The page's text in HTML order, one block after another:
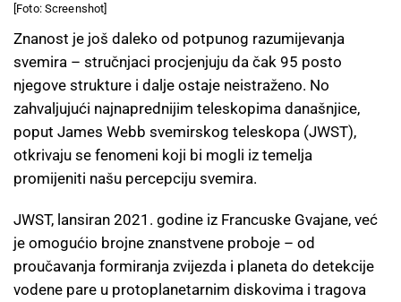
[Foto: Screenshot]
Znanost je još daleko od potpunog razumijevanja
svemira – stručnjaci procjenjuju da čak 95 posto
njegove strukture i dalje ostaje neistraženo. No
zahvaljujući najnaprednijim teleskopima današnjice,
poput James Webb svemirskog teleskopa (JWST),
otkrivaju se fenomeni koji bi mogli iz temelja
promijeniti našu percepciju svemira.
JWST, lansiran 2021. godine iz Francuske Gvajane, već
je omogućio brojne znanstvene proboje – od
proučavanja formiranja zvijezda i planeta do detekcije
vodene pare u protoplanetarnim diskovima i tragova